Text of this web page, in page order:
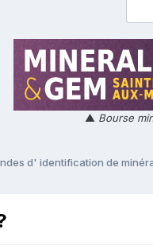
▲ Bourse
d' identification de